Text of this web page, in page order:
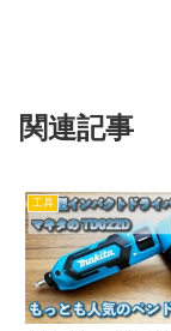
関連記事
工具